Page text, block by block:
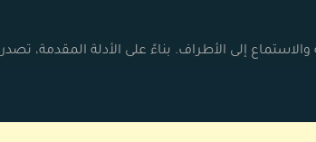
إلى الأطراف. بناءً على الأدلة المقدمة، تصدر